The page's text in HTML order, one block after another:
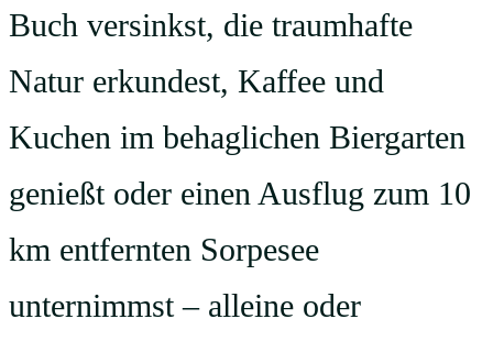
Buch versinkst, die traumhafte
Natur erkundest, Kaffee und
Kuchen im behaglichen Biergarten
genießt oder einen Ausflug zum 10
km entfernten Sorpesee
unternimmst – alleine oder